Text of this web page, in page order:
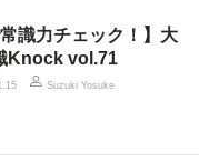
常識力チェック！】大
Knock vol.71
Suzuki Yosuke